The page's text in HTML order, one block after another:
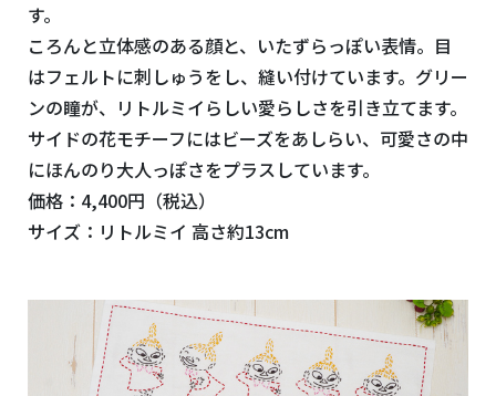
す。
ころんと立体感のある顔と、いたずらっぽい表情。目
はフェルトに刺しゅうをし、縫い付けています。グリー
ンの瞳が、リトルミイらしい愛らしさを引き立てます。
サイドの花モチーフにはビーズをあしらい、可愛さの中
にほんのり大人っぽさをプラスしています。
価格：4,400円（税込）
サイズ：リトルミイ 高さ約13cm